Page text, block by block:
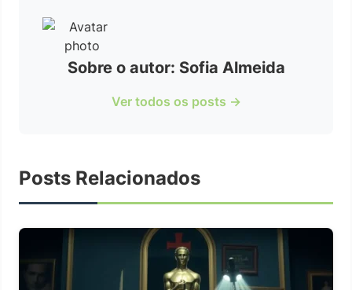
Sobre o autor: Sofia Almeida
Ver todos os posts →
Posts Relacionados